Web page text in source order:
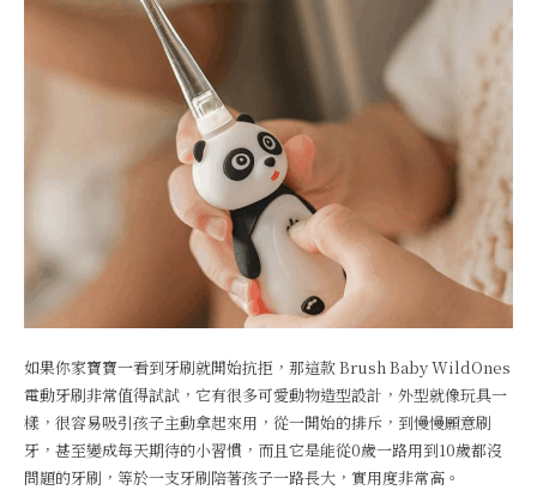
如果你家寶寶一看到牙刷就開始抗拒，那這款 Brush Baby WildOnes
電動牙刷非常值得試試，它有很多可愛動物造型設計，外型就像玩具一
樣，很容易吸引孩子主動拿起來用，從一開始的排斥，到慢慢願意刷
牙，甚至變成每天期待的小習慣，而且它是能從0歲一路用到10歲都沒
問題的牙刷，等於一支牙刷陪著孩子一路長大，實用度非常高。